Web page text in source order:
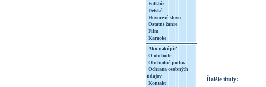
Folklór
Detské
Hovorené slovo
Ostatné žánre
Film
Karaoke
Ako nakúpiť
O obchode
Obchodné podm.
Ochrana osobných
údajov
Kontakt
Ďalšie tituly: